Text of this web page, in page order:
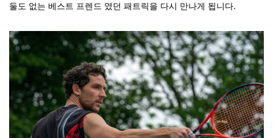
둘도 없는 베스트 프렌드 였던 패트릭을 다시 만나게 됩니다.